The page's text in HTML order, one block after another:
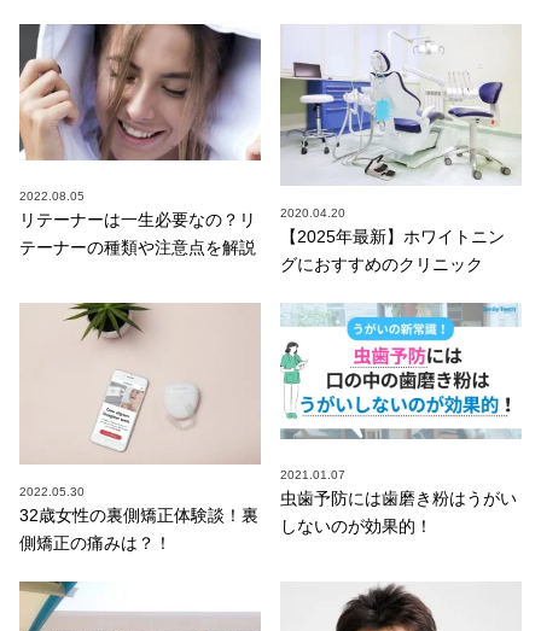
2022.08.05
リテーナーは一生必要なの？リ
テーナーの種類や注意点を解説
2020.04.20
【2025年最新】ホワイトニン
グにおすすめのクリニック
2022.05.30
32歳女性の裏側矯正体験談！裏
側矯正の痛みは？！
2021.01.07
虫歯予防には歯磨き粉はうがい
しないのが効果的！